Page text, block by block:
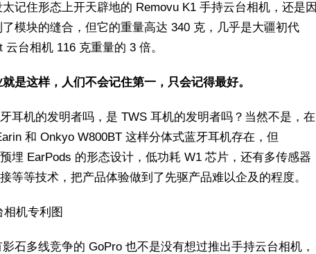
记住形态上开天辟地的 Removu K1 手持云台相机，还是因
模块的缝合，但它的重量高达 340 克，几乎是大疆初代
云台相机 116 克重量的 3 倍。
是这样，人们不会记住第一，只会记得最好。
耳机的发明者吗，是 TWS 耳机的发明者吗？当然不是，在
和 Onkyo W800BT 这样分体式蓝牙耳机存在，但
埋 EarPods 的形态设计，低功耗 W1 芯片，还有多传感器
等等技术，把产品体验做到了先驱产品难以企及的程度。
机专利图
石多线竞争的 GoPro 也不是没有想过推出手持云台相机，